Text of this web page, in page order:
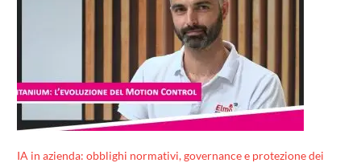
IA in azienda: obblighi normativi, governance e protezione dei